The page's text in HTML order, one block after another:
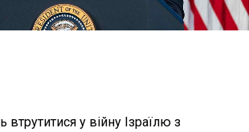
втрутитися у війну Ізраїлю з